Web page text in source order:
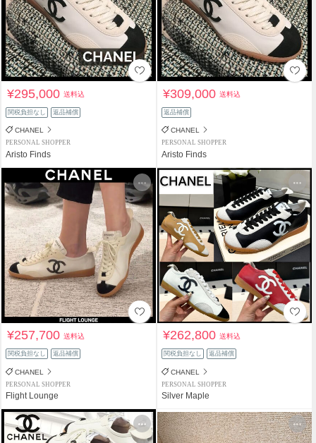
¥295,000送料込
関税負担なし 返品補償
CHANEL
PERSONAL SHOPPER
Aristo Finds
¥309,000送料込
返品補償
CHANEL
PERSONAL SHOPPER
Aristo Finds
¥257,700送料込
関税負担なし 返品補償
CHANEL
PERSONAL SHOPPER
Flight Lounge
¥262,800送料込
関税負担なし 返品補償
CHANEL
PERSONAL SHOPPER
Silver Maple